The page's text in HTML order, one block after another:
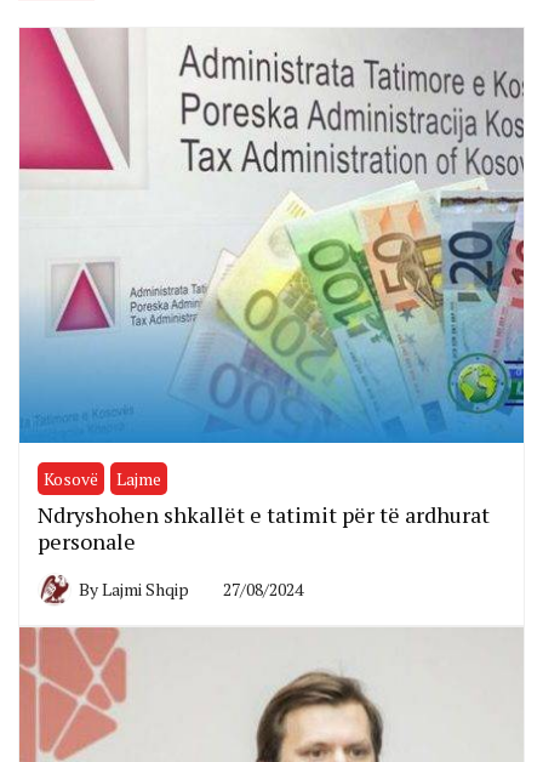
Kosovë Lajme
Ndryshohen shkallët e tatimit për të ardhurat
personale
ByLajmi Shqip 27/08/2024